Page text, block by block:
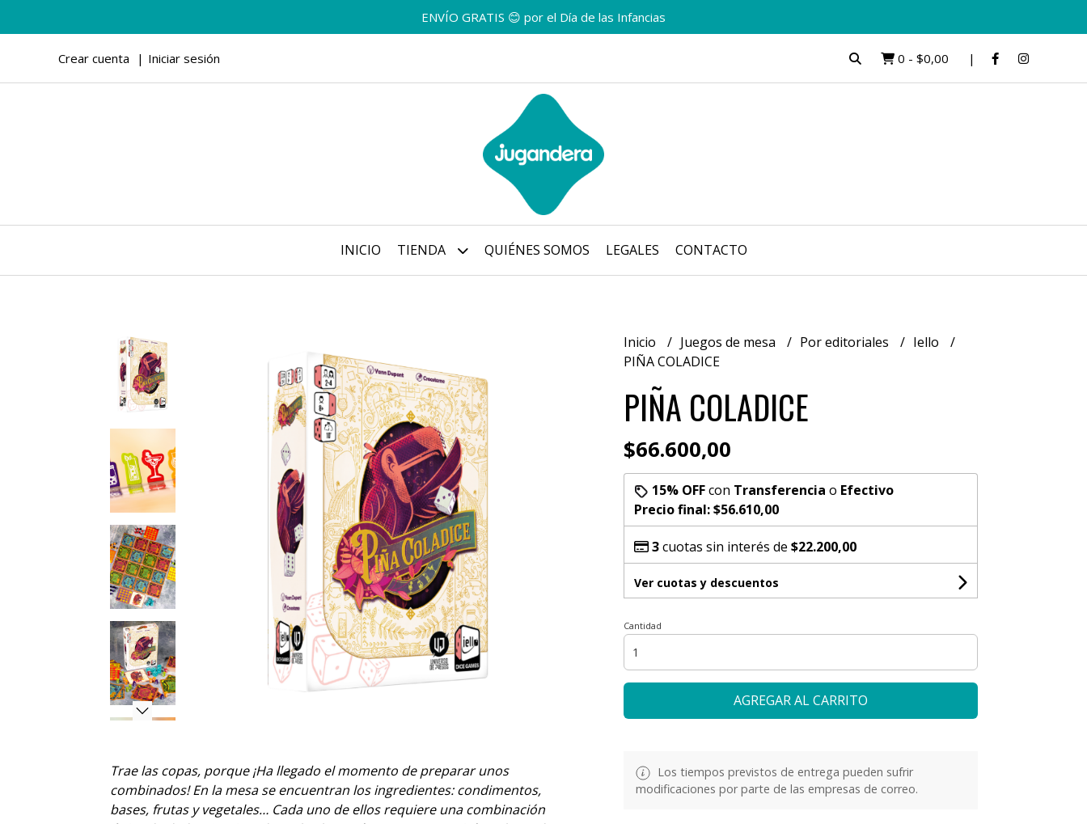
ENVÍO GRATIS 😊 por el Día de las Infancias
Crear cuenta Iniciar sesión 0 - $0,00
INICIO TIENDA QUIÉNES SOMOS LEGALES CONTACTO
Trae las copas, porque ¡Ha llegado el momento de preparar unos
combinados! En la mesa se encuentran los ingredientes: condimentos,
bases, frutas y vegetales… Cada uno de ellos requiere una combinación
Inicio Juegos de mesa Por editoriales
Iello
PIÑA COLADICE
PIÑA COLADICE
$66.600,00
15% OFFcon Transferencia o Efectivo
Precio final:$56.610,00
3cuotas sin interés de $22.200,00
Ver cuotas y descuentos
Cantidad
AGREGAR AL CARRITO
Los tiempos previstos de entrega pueden sufrir
modificaciones por parte de las empresas de correo.